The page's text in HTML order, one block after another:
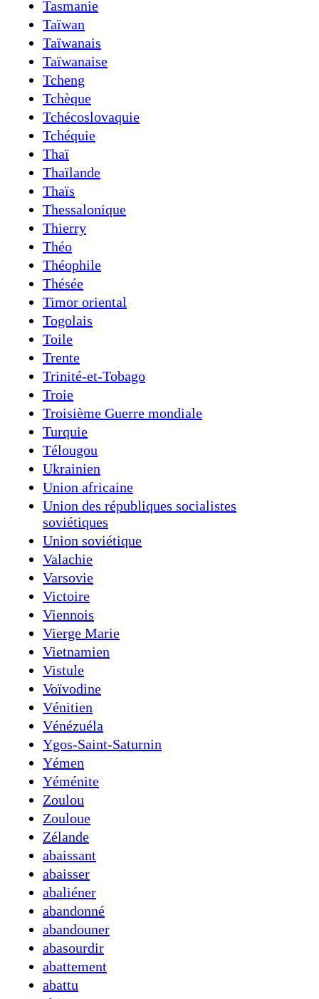
Tasmanie
Taïwan
Taïwanais
Taïwanaise
Tcheng
Tchèque
Tchécoslovaquie
Tchéquie
Thaï
Thaïlande
Thaïs
Thessalonique
Thierry
Théo
Théophile
Thésée
Timor oriental
Togolais
Toile
Trente
Trinité-et-Tobago
Troie
Troisième Guerre mondiale
Turquie
Télougou
Ukrainien
Union africaine
Union des républiques socialistes
soviétiques
Union soviétique
Valachie
Varsovie
Victoire
Viennois
Vierge Marie
Vietnamien
Vistule
Voïvodine
Vénitien
Vénézuéla
Ygos-Saint-Saturnin
Yémen
Yéménite
Zoulou
Zouloue
Zélande
abaissant
abaisser
abaliéner
abandonné
abandouner
abasourdir
abattement
abattu